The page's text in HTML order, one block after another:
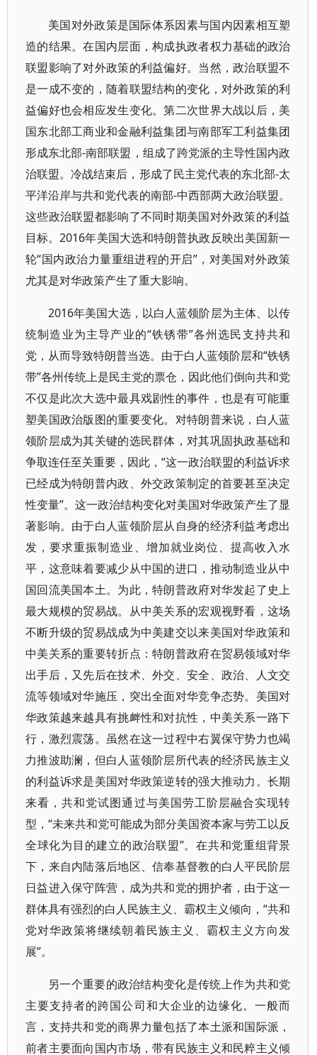
美国对外政策是国际体系因素与国内因素相互塑
造的结果。在国内层面，构成执政者权力基础的政治
联盟影响了对外政策的利益偏好。当然，政治联盟不
是一成不变的，随着联盟结构的变化，对外政策的利
益偏好也会相应发生变化。第二次世界大战以后，美
国东北部工商业和金融利益集团与南部军工利益集团
形成东北部-南部联盟，组成了跨党派的主导性国内政
治联盟。冷战结束后，形成了民主党代表的东北部-太
平洋沿岸与共和党代表的南部-中西部两大政治联盟。
这些政治联盟都影响了不同时期美国对外政策的利益
目标。2016年美国大选和特朗普执政反映出美国新一
轮“国内政治力量重组进程的开启”，对美国对外政策
尤其是对华政策产生了重大影响。
2016年美国大选，以白人蓝领阶层为主体、以传
统制造业为主导产业的“铁锈带”各州选民支持共和
党，从而导致特朗普当选。由于白人蓝领阶层和“铁锈
带”各州传统上是民主党的票仓，因此他们倒向共和党
不仅是此次大选中最具戏剧性的事件，也是有可能重
塑美国政治版图的重要变化。对特朗普来说，白人蓝
领阶层成为其关键的选民群体，对其巩固执政基础和
争取连任至关重要，因此，“这一政治联盟的利益诉求
已经成为特朗普内政、外交政策制定的首要甚至决定
性变量”。这一政治结构变化对美国对华政策产生了显
著影响。由于白人蓝领阶层从自身的经济利益考虑出
发，要求重振制造业、增加就业岗位、提高收入水
平，这意味着要减少从中国的进口，推动制造业从中
国回流美国本土。为此，特朗普政府对华发起了史上
最大规模的贸易战。从中美关系的宏观视野看，这场
不断升级的贸易战成为中美建交以来美国对华政策和
中美关系的重要转折点：特朗普政府在贸易领域对华
出手后，又先后在技术、外交、安全、政治、人文交
流等领域对华施压，突出全面对华竞争态势。美国对
华政策越来越具有挑衅性和对抗性，中美关系一路下
行，激烈震荡。虽然在这一过程中右翼保守势力也竭
力推波助澜，但白人蓝领阶层所代表的经济民族主义
的利益诉求是美国对华政策逆转的强大推动力。长期
来看，共和党试图通过与美国劳工阶层融合实现转
型，“未来共和党可能成为部分美国资本家与劳工以反
全球化为目的建立的政治联盟”。在共和党重组背景
下，来自内陆落后地区、信奉基督教的白人平民阶层
日益进入保守阵营，成为共和党的拥护者，由于这一
群体具有强烈的白人民族主义、霸权主义倾向，“共和
党对华政策将继续朝着民族主义、霸权主义方向发
展”。
另一个重要的政治结构变化是传统上作为共和党
主要支持者的跨国公司和大企业的边缘化。一般而
言，支持共和党的商界力量包括了本土派和国际派，
前者主要面向国内市场，带有民族主义和民粹主义倾